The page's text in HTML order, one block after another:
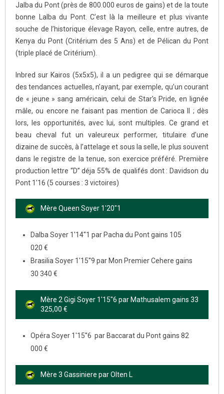
Jalba du Pont (près de 800.000 euros de gains) et de la toute
bonne Lalba du Pont. C’est là la meilleure et plus vivante
souche de l’historique élevage Rayon, celle, entre autres, de
Kenya du Pont (Critérium des 5 Ans) et de Pélican du Pont
(triple placé de Critérium).
Inbred sur Kairos (5x5x5), il a un pedigree qui se démarque
des tendances actuelles, n’ayant, par exemple, qu’un courant
de « jeune » sang américain, celui de Star’s Pride, en lignée
mâle, ou encore ne faisant pas mention de Carioca II ; dès
lors, les opportunités, avec lui, sont multiples. Ce grand et
beau cheval fut un valeureux performer, titulaire d’une
dizaine de succès, à l’attelage et sous la selle, le plus souvent
dans le registre de la tenue, son exercice préféré. Première
production lettre “D” déja 55% de qualifés dont : Davidson du
Pont 1’16 (5 courses : 3 victoires)
Mère Queen Soyer 1'20"1
Dalba Soyer 1'14''1 par Pacha du Pont gains 105
020 €
Brasilia Soyer 1'15''9 par Mon Premier Cehere gains
30 340 €
Mère 2 Gigi Soyer 1'15"6 par Mathusalem gains 33
325,00 €
Opéra Soyer 1'15''6 par Baccarat du Pont gains 82
000 €
Mère 3 Gassiniere par Olten L